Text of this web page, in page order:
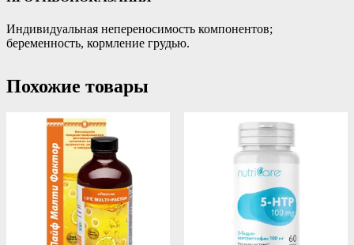
Индивидуальная непереносимость компонентов;
беременность, кормление грудью.
Похожие товары